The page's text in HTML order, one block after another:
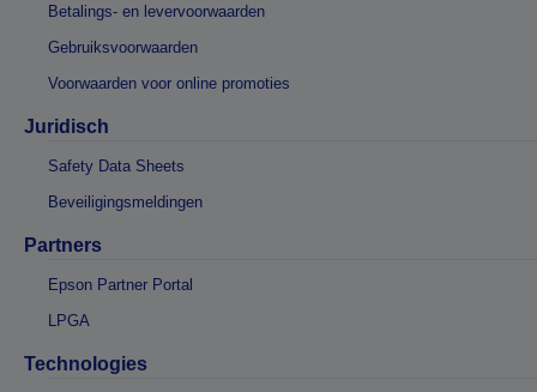
Betalings- en levervoorwaarden
Gebruiksvoorwaarden
Voorwaarden voor online promoties
Juridisch
Safety Data Sheets
Beveiligingsmeldingen
Partners
Epson Partner Portal
LPGA
Technologies